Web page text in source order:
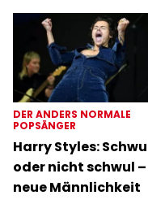
DER ANDERS NORMALE
POPSÄNGER
Harry Styles:
oder nicht schwul
neue Männlichkeit